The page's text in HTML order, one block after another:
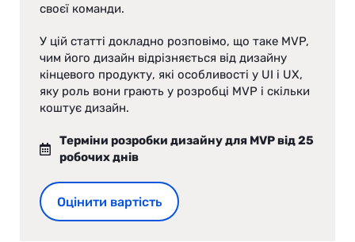
своєї команди.
У цій статті докладно розповімо, що таке MVP,
чим його дизайн відрізняється від дизайну
кінцевого продукту, які особливості у UI і UX,
яку роль вони грають у розробці MVP і скільки
коштує дизайн.
Терміни розробки дизайну для MVP від 25
робочих днів
Оцінити вартість